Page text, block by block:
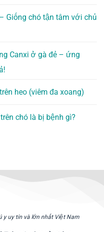
Giống chó tận tâm với chủ
Canxi ở gà đẻ – ứng
heo (viêm đa xoang)
chó là bị bệnh gì?
y uy tín và lớn nhất Việt Nam